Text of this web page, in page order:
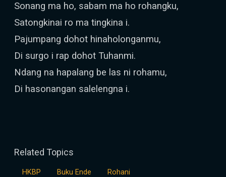
Sonang ma ho, sabam ma ho rohangku,
Satongkinai ro ma tingkina i.
Pajumpang dohot hinaholonganmu,
Di surgo i rap dohot Tuhanmi.
Ndang na hapalang be las ni rohamu,
Di hasonangan salelengna i.
Related Topics
HKBP Buku Ende Rohani